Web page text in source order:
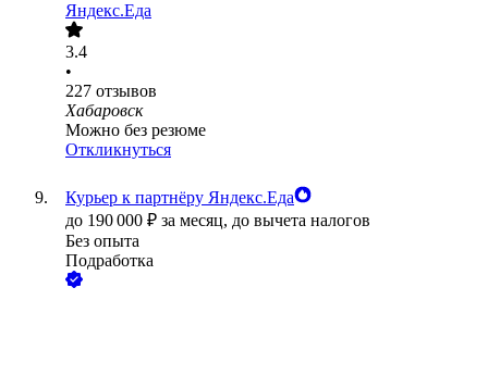
Яндекс.Еда
3.4
•
227 отзывов
Хабаровск
Можно без резюме
Откликнуться
Курьер к партнёру Яндекс.Еда
до 190 000 ₽ за месяц, до вычета налогов
Без опыта
Подработка